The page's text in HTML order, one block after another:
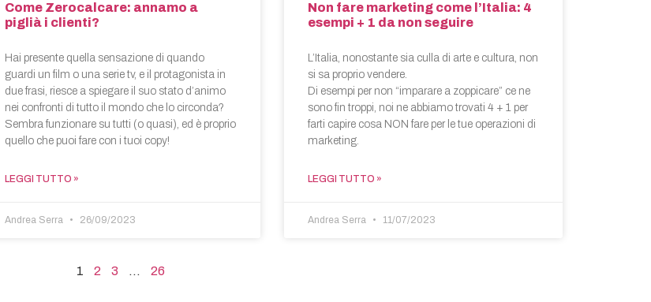
Come Zerocalcare: annamo a
piglià i clienti?
Hai presente quella sensazione di quando
guardi un film o una serie tv, e il protagonista in
due frasi, riesce a spiegare il suo stato d’animo
nei confronti di tutto il mondo che lo circonda?
Sembra funzionare su tutti (o quasi), ed è proprio
quello che puoi fare con i tuoi copy!
LEGGI TUTTO »
Andrea Serra 26/09/2023
Non fare marketing come l’Italia: 4
esempi + 1 da non seguire
L’Italia, nonostante sia culla di arte e cultura, non
si sa proprio vendere.
Di esempi per non “imparare a zoppicare” ce ne
sono fin troppi, noi ne abbiamo trovati 4 + 1 per
farti capire cosa NON fare per le tue operazioni di
marketing.
LEGGI TUTTO »
Andrea Serra 11/07/2023
1 2 3 … 26